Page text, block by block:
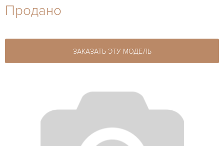
27-44
27-44
Продано
ЗАКАЗАТЬ ЭТУ МОДЕЛЬ